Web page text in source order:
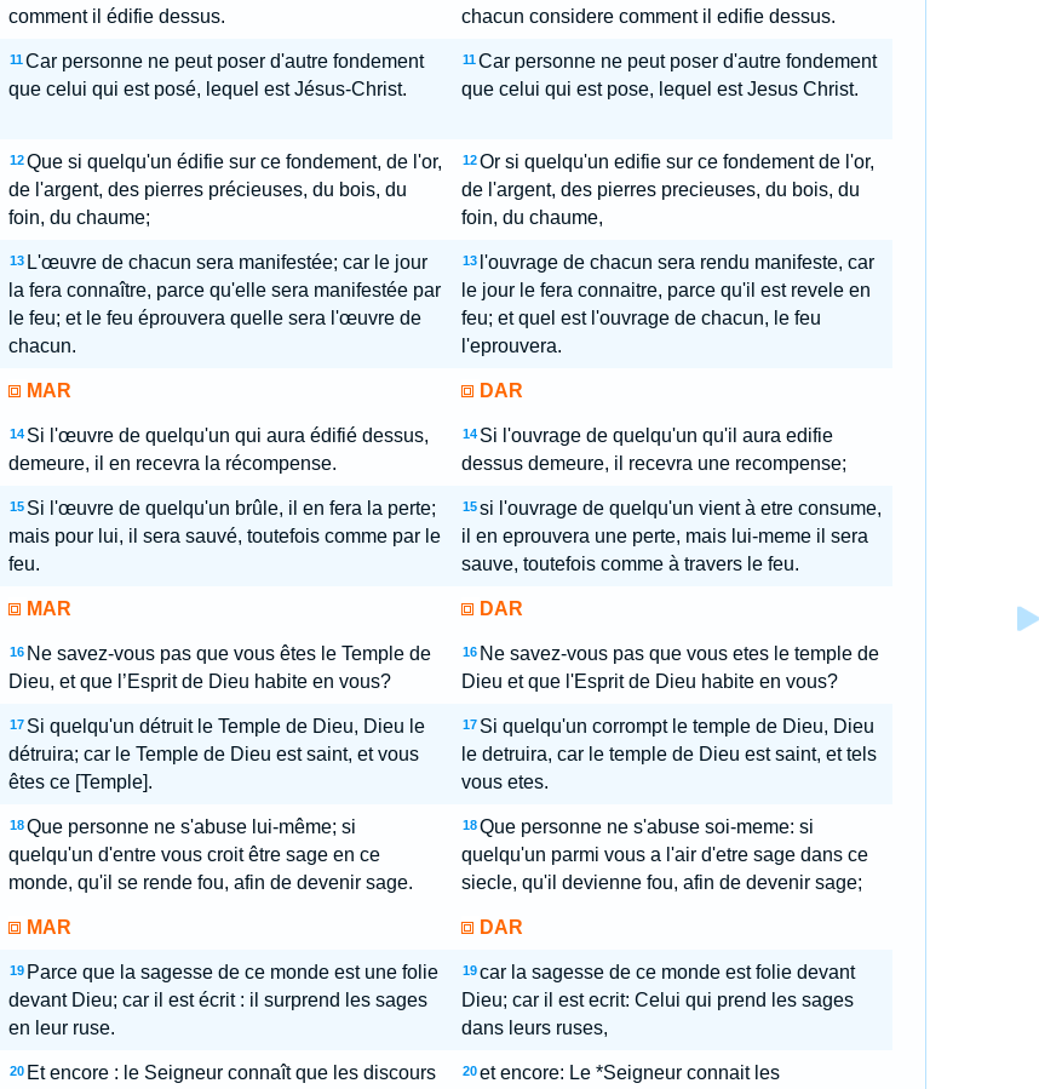
comment il édifie dessus.
chacun considere comment il edifie dessus.
11 Car personne ne peut poser d'autre fondement
que celui qui est posé, lequel est Jésus-Christ.
11 Car personne ne peut poser d'autre fondement
que celui qui est pose, lequel est Jesus Christ.
12 Que si quelqu'un édifie sur ce fondement, de l'or,
de l'argent, des pierres précieuses, du bois, du
foin, du chaume;
12 Or si quelqu'un edifie sur ce fondement de l'or,
de l'argent, des pierres precieuses, du bois, du
foin, du chaume,
13 L'œuvre de chacun sera manifestée; car le jour
la fera connaître, parce qu'elle sera manifestée par
le feu; et le feu éprouvera quelle sera l'œuvre de
chacun.
13 l'ouvrage de chacun sera rendu manifeste, car
le jour le fera connaitre, parce qu'il est revele en
feu; et quel est l'ouvrage de chacun, le feu
l'eprouvera.
MAR DAR
14 Si l'œuvre de quelqu'un qui aura édifié dessus,
demeure, il en recevra la récompense.
14 Si l'ouvrage de quelqu'un qu'il aura edifie
dessus demeure, il recevra une recompense;
15 Si l'œuvre de quelqu'un brûle, il en fera la perte;
mais pour lui, il sera sauvé, toutefois comme par le
feu.
15 si l'ouvrage de quelqu'un vient à etre consume,
il en eprouvera une perte, mais lui-meme il sera
sauve, toutefois comme à travers le feu.
MAR DAR
16 Ne savez-vous pas que vous êtes le Temple de
Dieu, et que l’Esprit de Dieu habite en vous?
16 Ne savez-vous pas que vous etes le temple de
Dieu et que l'Esprit de Dieu habite en vous?
17 Si quelqu'un détruit le Temple de Dieu, Dieu le
détruira; car le Temple de Dieu est saint, et vous
êtes ce [Temple].
17 Si quelqu'un corrompt le temple de Dieu, Dieu
le detruira, car le temple de Dieu est saint, et tels
vous etes.
18 Que personne ne s'abuse lui-même; si
quelqu'un d'entre vous croit être sage en ce
monde, qu'il se rende fou, afin de devenir sage.
18 Que personne ne s'abuse soi-meme: si
quelqu'un parmi vous a l'air d'etre sage dans ce
siecle, qu'il devienne fou, afin de devenir sage;
MAR DAR
19 Parce que la sagesse de ce monde est une folie
devant Dieu; car il est écrit : il surprend les sages
en leur ruse.
19 car la sagesse de ce monde est folie devant
Dieu; car il est ecrit: Celui qui prend les sages
dans leurs ruses,
20 Et encore : le Seigneur connaît que les discours
20 et encore: Le *Seigneur connait les